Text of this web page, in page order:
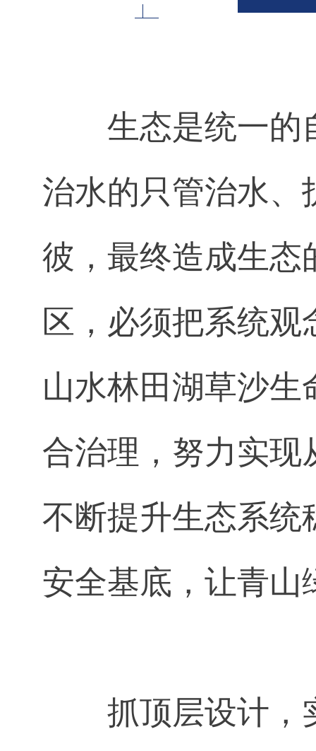
生态是统一的
治水的只管治水、
彼，最终造成生态
区，必须把系统
山水林田湖草沙
合治理，努力实现
不断提升生态系统
安全基底，让青山
抓顶层设计，